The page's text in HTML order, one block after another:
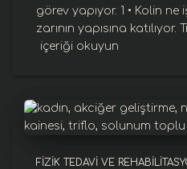
görev yapıyor. 1 • Kolin ne
zarının yapısına katılıyor.
içeriği okuyun
FIZIK TEDAVI VE